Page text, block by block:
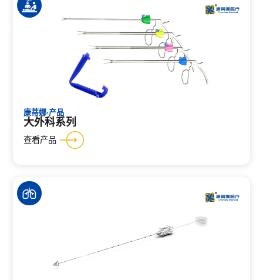
康蒂娜·产品
大外科系列
查看产品